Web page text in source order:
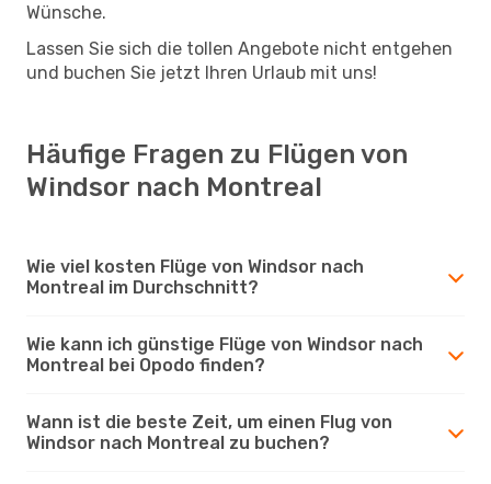
Wünsche.
Lassen Sie sich die tollen Angebote nicht entgehen
und buchen Sie jetzt Ihren Urlaub mit uns!
Häufige Fragen zu Flügen von
Windsor nach Montreal
Wie viel kosten Flüge von Windsor nach
Montreal im Durchschnitt?
Wie kann ich günstige Flüge von Windsor nach
Montreal bei Opodo finden?
Wann ist die beste Zeit, um einen Flug von
Windsor nach Montreal zu buchen?